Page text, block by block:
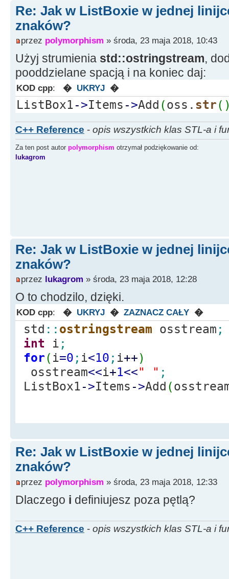
Re: Jak w ListBoxie w jednej
znaków?
przez polymorphism » środa, 23 maja 2018, 10:43
Użyj strumienia std::ostringstream,
pooddzielane spacją i na koniec daj:
KOD cpp: � UKRYJ �
ListBox1->Items ->Add (oss. str(
C++ Reference - opis wszystkich klas STL-a i
Za ten post autor polymorphism otrzymał podziękowanie od:
lukagrom
Re: Jak w ListBoxie w jednej
znaków?
przez lukagrom » środa, 23 maja 2018, 12:28
O to chodzilo, dzięki.
KOD cpp: � UKRYJ � ZAZNACZ CAŁY �
std :: ostringstream osstream ;
int i ;
for( i=0 ; i<10 ; i++)
osstream<<i+1<<" " ;
ListBox1->Items ->Add (
Re: Jak w ListBoxie w jednej
znaków?
przez polymorphism » środa, 23 maja 2018, 12:33
Dlaczego i definiujesz poza pętlą?
C++ Reference - opis wszystkich klas STL-a i